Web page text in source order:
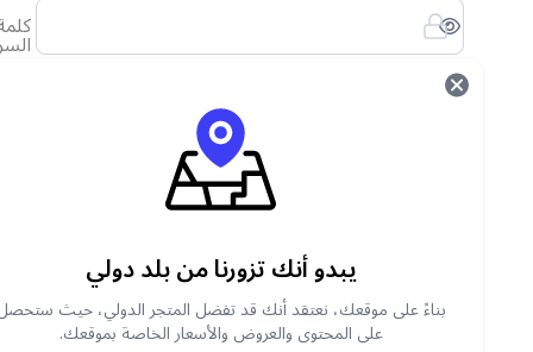
السر
لقد نسيت كلمة المرور الخاصة بي
تسجيل الدخول
أنشئ حساب جديد
يبدو أنك تزورنا من بلد دولي
بناءً على موقعك، نعتقد أنك قد تفضل المتجر الدولي، حيث ستحصل
على المحتوى والعروض والأسعار الخاصة بموقعك.